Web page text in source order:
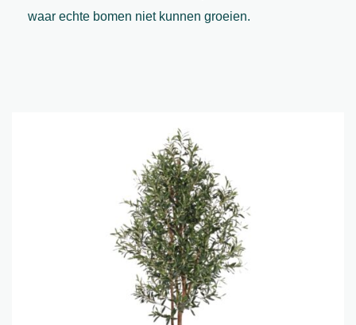
waar echte bomen niet kunnen groeien.